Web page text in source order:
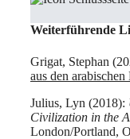
Weiterführende
Grigat, Stephan
aus den arabischen
Julius, Lyn (2018):
Civilization in the
London/Portland,